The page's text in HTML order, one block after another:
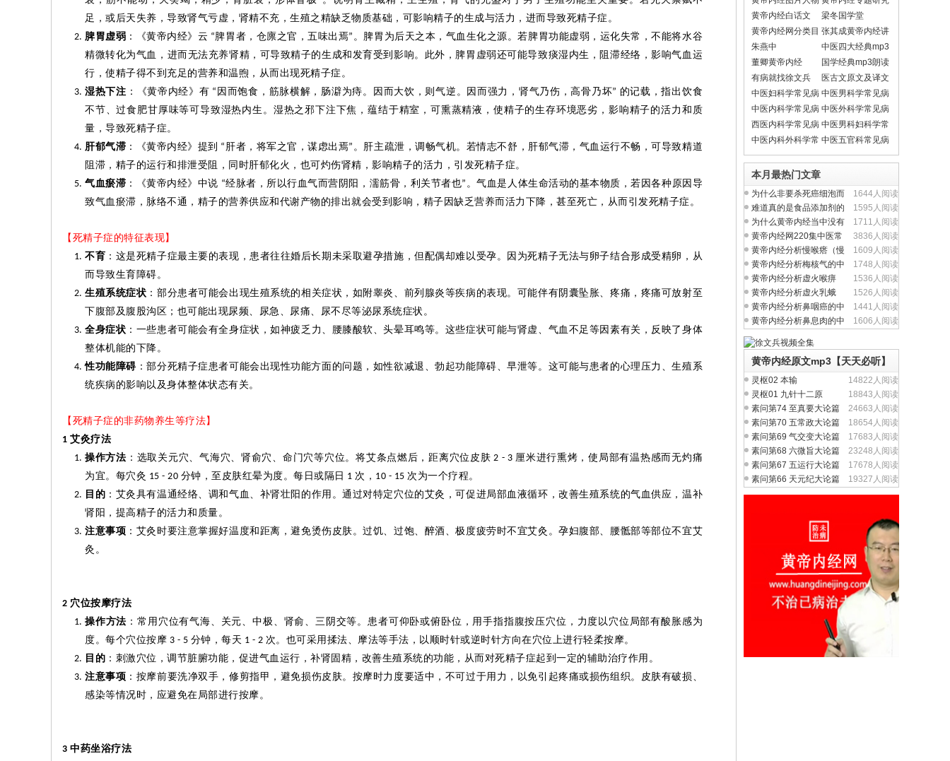
足，或后天失养，导致肾气亏虚，肾精不充，生殖之精缺乏物质基础，可影响精子的生成与活力，进而导致死精子症。
脾胃虚弱 ：《黄帝内经》云 “脾胃者，仓廪之官，五味出焉” 。脾胃为后天之本，气血生化之源。若脾胃功能虚弱，运化失常，不能将水谷
精微转化为气血，进而无法充养肾精，可导致精子的生成和发育受到影响。此外，脾胃 虚弱还可能导致痰湿内生，阻滞经络，影响气血运
行，使精子得不到充足的营养和温煦，从而出现死精子症。
湿热下注 ：《黄帝内经》有 “ 因而饱食，筋脉横解，肠澼为痔。因而大饮，则气逆。因而强力，肾气乃伤，高骨乃坏” 的记载，指出饮食
不节、过食肥甘厚味等可导致湿热内生。湿热之邪下注下焦，蕴结于精室，可熏蒸精液，使精子的生存环境恶劣，影响精子的活力和质
量，导致死精子症。
肝郁气滞 ：《黄帝内经》提到 “ 肝者，将军之官，谋虑出焉” 。肝主疏泄，调畅气机。若情志不舒，肝郁气滞，气血运行不畅，可导致精道
阻滞，精子的运行和排泄受阻，同时肝郁化火，也可灼伤肾精，影响精子的活力，引发死精子症。
气血瘀滞 ：《黄帝内经》中说 “经脉者，所以行血气而营阴阳， 濡筋骨，利关节者也” 。气血是人体生命活动的基本物质，若因各种原因导
致气血 瘀滞，脉络不通，精子的营养供应和代谢产物的排出就会受到影响，精子因缺乏营养而活力下降，甚至死亡，从而引发死精子症。
【死精子症的特征表现】
不育 ：这是死精子症最主要的表现，患者往往婚后长期未采取避孕措施，但配偶却难以受孕。因为死精子无法与卵子结合形成受精卵，从
而导致生育障碍。
生殖系统症状 ：部分患者可能会出现生殖系统的相关症状，如附睾炎、前列腺炎等疾病的表现。可能伴有阴囊坠胀、疼痛，疼痛可放射至
下腹部及腹股沟区；也可能出现尿频、尿急、尿痛、尿不尽等泌尿系统症状。
全身症状 ：一些患者可能会有全身症状，如神疲乏力、腰膝酸软、头晕耳鸣等。这些症状可能与肾虚、气血不足等因素有关，反映了身体
整体机能的下降。
性功能障碍：部分死精子症患者可能会出现性功能方面的问题，如性欲减退、勃起功能障碍、早泄等。这可能与患者的心理压力、生殖系
统疾病的影响以及身体整体状态有关。
【死精子症的非药物养生等疗法】
1 艾灸疗法
操作方法 ：选取关元穴、气海穴、肾俞穴、命门穴等穴位。将艾条点燃后，距离穴位皮肤 2 - 3厘米进行熏烤，使局部有温热感而无灼痛
为宜。每穴灸 15 - 20 分钟，至皮肤红晕为度。每日或隔日 1 次， 10 - 15 次为一个疗程。
目的 ：艾灸具有温通经络、调和气血、补肾壮阳的作用。通过对特定穴位的艾灸 ，可促进局部血液循环，改善生殖系统的气血供应，温补
肾阳，提高精子的活力和质量。
注意事项 ：艾灸 时要注意掌握好温度和距离，避免烫伤皮肤。过饥、过饱、醉酒、极度疲劳时不宜艾灸 。孕妇腹部、腰骶部等部位不宜艾
灸 。
2 穴位按摩疗法
操作方法 ：常用穴位有气海、关元、中极、肾俞 、三阴交等。患者可仰卧或俯卧位，用手指指腹按压穴位，力度以穴位局部有酸胀感为
度。每个穴位按摩 3 - 5 分钟，每天 1 - 2 次。也可采用揉法、摩法等手法，以顺时针或逆时针方向在穴位上进行轻柔按摩。
目的 ：刺激穴位，调节脏腑功能，促进气血运行，补肾固精，改善生殖系统的功能，从而对死精子症起到一定的辅助治疗作用。
注意事项 ：按摩前要洗净双手，修剪指甲，避免损伤皮肤。按摩时力度要适中，不可过于用力，以免引起疼痛或损伤组织。皮肤有破损、
感染等情况时，应避免在局部进行按摩。
3 中药坐浴疗法
黄帝内经白话文
梁冬国学堂
黄帝内经网分类目
录导航
张其成黄帝内经讲
座
朱燕中
中医四大经典mp3
朗读
董卿黄帝内经
国学经典mp3朗读
有病就找徐文兵
医古文原文及译文
翻译
中医妇科学常见病 中医男科学常见病
中医内科学常见病 中医外科学常见病
西医内科学常见病 中医男科妇科学常
见疾病
中医内科外科学常
见疾病
中医五官科常见病
本月最热门文章
1644人阅读
为什么非要杀死癌细泡而
不从提升人体正气入
1595人阅读
难道真的是食品添加剂的
问题吗？
1711人阅读
为什么黄帝内经当中没有
完整的方剂学内容？
3836人阅读
黄帝内经网220集中医常
见病视频全集
1609人阅读
黄帝内经分析慢喉瘩（慢
性喉炎）的中医养生
1748人阅读
黄帝内经分析梅核气的中
医养生治疗与食疗
1536人阅读
黄帝内经分析虚火喉痹
（慢性咽炎）中医养生
1526人阅读
黄帝内经分析虚火乳蛾
（慢性扁桃体炎）中医
1441人阅读
黄帝内经分析鼻咽癌的中
医养生治疗与食疗
1606人阅读
黄帝内经分析鼻息肉的中
黄帝内经原文mp3【天天必听】
14822人阅读
灵枢02 本输
18843人阅读
灵枢01 九针十二原
24663人阅读
素问第74 至真要大论篇
18654人阅读
素问第70 五常政大论篇
17683人阅读
素问第69 气交变大论篇
23248人阅读
素问第68 六微旨大论篇
17678人阅读
素问第67 五运行大论篇
19327人阅读
素问第66 天元纪大论篇